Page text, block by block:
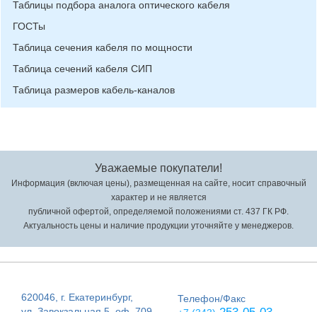
Таблицы подбора аналога оптического кабеля
ГОСТы
Таблица сечения кабеля по мощности
Таблица сечений кабеля СИП
Таблица размеров кабель-каналов
Уважаемые покупатели!
Информация (включая цены), размещенная на сайте, носит справочный
характер и не является
публичной офертой, определяемой положениями ст. 437 ГК РФ.
Актуальность цены и наличие продукции уточняйте у менеджеров.
620046, г. Екатеринбург,
Телефон/Факс